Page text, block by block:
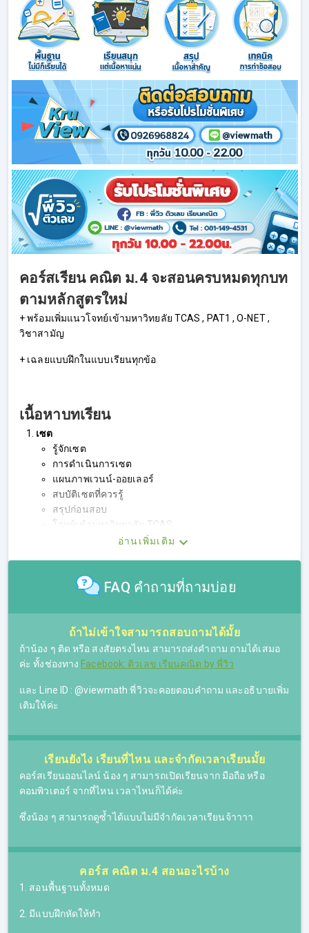
คอร์สเรียน คณิต ม.4 จะสอนครบหมดทุกบท
ตามหลักสูตรใหม่
+ พร้อมเพิ่มแนวโจทย์เข้ามหาวิทยลัย TCAS , PAT1 , O-NET ,
วิชาสามัญ
+ เฉลยแบบฝึกในแบบเรียนทุกข้อ
เนื้อหาบทเรียน
เซต
รู้จักเซต
การดำเนินการเซต
แผนภาพเวนน์-ออยเลอร์
สบบัติเซตที่ควรรู้
สรุปก่อนสอบ
โจทย์เข้ามหาวิทยาลัย TCAS
เฉลยแบบฝึกหนังสือเรียนบทเซต
ตัวเชื่อม&ค่าความจริง
สัจจนิรันดร์
การอ้างเหตุผล
ตัวบ่งปริมาณ
สรุปตรรกศาสตร์ก่อนสอบ
เฉลยแบบฝึกหนังสือเรียนบทตรรกศาสตร์
ระบบจำนวนจริง และพหุนาม
พหุนามและการหารพหุนาม
ทบทวนการแยะตัวประกอบสองวงเล็บ
สมการพหุนาม
อสมการพหุนาม
สมการ อสมการค่าสัมบูรณ์
สรุปบทจำนวนจริงและพหุนาม
ฟังก์ชันเอกโพเนนเชียลและฟังก์ชันลอการิทึม
เรขาคณิตวิเคราะห์
อ่านเพิ่มเติม
FAQ คำถามที่ถามบ่อย
ถ้าไม่เข้าใจสามารถสอบถามได้มั้ย
ถ้าน้อง ๆ ติด หรือ สงสัยตรงไหน สามารถส่งคำถาม ถามได้เสมอ
ค่ะ ทั้งช่องทาง Facebook: ติวเลข เรียนคณิต by พี่วิว
และ Line ID : @viewmath พี่วิวจะคอยตอบคำถาม และอธิบายเพิ่ม
เติมให้ค่ะ
เรียนยังไง เรียนที่ไหน และจำกัดเวลาเรียนมั้ย
คอร์สเรียนออนไลน์ น้อง ๆ สามารถเปิดเรียนจาก มือถือ หรือ
คอมพิวเตอร์ จากที่ไหน เวลาไหนก็ได้ค่ะ
ซึ่งน้อง ๆ สามารถดูซ้ำได้แบบไม่มีจำกัดเวลาเรียนจ้าาาา
คอร์ส คณิต ม.4 สอนอะไรบ้าง
1. สอนพื้นฐานทั้งหมด
2. มีแบบฝึกหัดให้ทำ